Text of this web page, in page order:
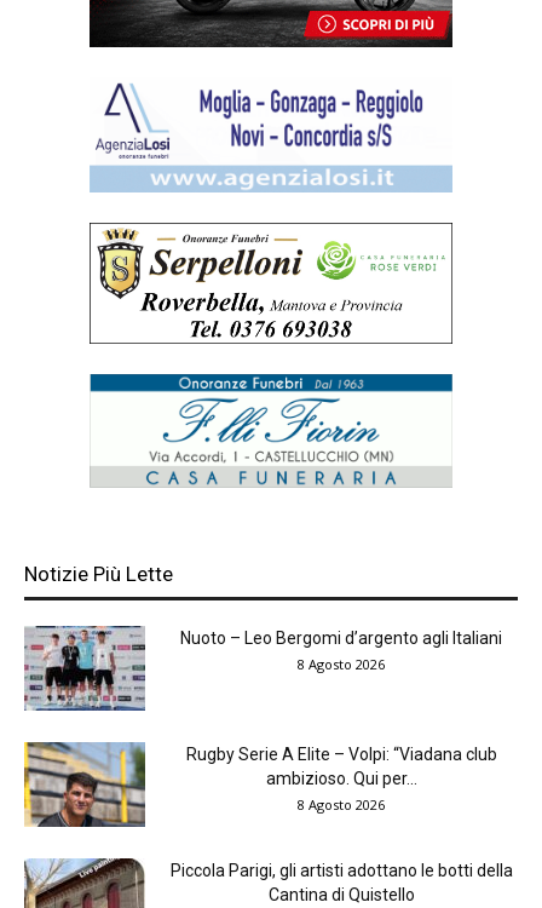
Notizie Più Lette
Nuoto – Leo Bergomi d’argento agli Italiani
8 Agosto 2026
Rugby Serie A Elite – Volpi: “Viadana club
ambizioso. Qui per...
8 Agosto 2026
Piccola Parigi, gli artisti adottano le botti della
Cantina di Quistello